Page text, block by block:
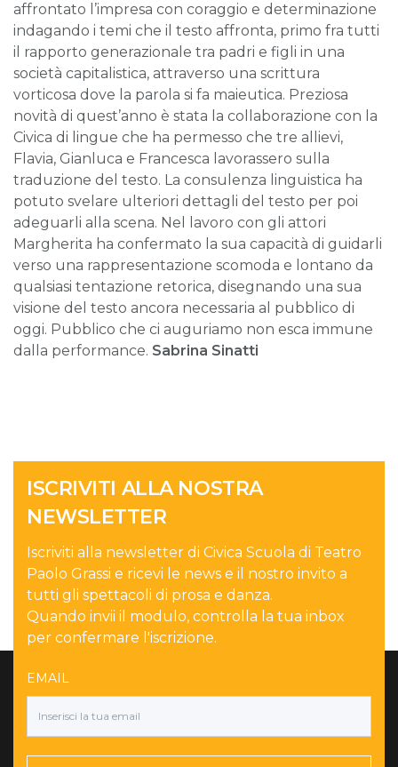
affrontato l’impresa con coraggio e determinazione
indagando i temi che il testo affronta, primo fra tutti
il rapporto generazionale tra padri e figli in una
società capitalistica, attraverso una scrittura
vorticosa dove la parola si fa maieutica. Preziosa
novità di quest’anno è stata la collaborazione con la
Civica di lingue che ha permesso che tre allievi,
Flavia, Gianluca e Francesca lavorassero sulla
traduzione del testo. La consulenza linguistica ha
potuto svelare ulteriori dettagli del testo per poi
adeguarli alla scena. Nel lavoro con gli attori
Margherita ha confermato la sua capacità di guidarli
verso una rappresentazione scomoda e lontano da
qualsiasi tentazione retorica, disegnando una sua
visione del testo ancora necessaria al pubblico di
oggi. Pubblico che ci auguriamo non esca immune
dalla performance. Sabrina Sinatti
ISCRIVITI ALLA NOSTRA
NEWSLETTER
Iscriviti alla newsletter di Civica Scuola di Teatro
Paolo Grassi e ricevi le news e il nostro invito a
tutti gli spettacoli di prosa e danza.
Quando invii il modulo, controlla la tua inbox
per confermare l'iscrizione.
EMAIL